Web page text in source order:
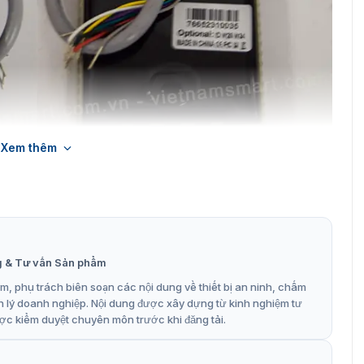
cung cấp trên thị trường với giá rẻ cùng những ưu đãi
giá là giải pháp tối ưu cho quản lý ra vào, kiểm soát
KR503E nổi bật với những ưu điểm như:
tiêu chuẩn bảo vệ IP65 bền bỉ, có khả năng chống
Xem thêm
Tư vấn Sản phẩm
phụ trách biên soạn các nội dung về thiết bị an ninh, chấm
doanh nghiệp. Nội dung được xây dựng từ kinh nghiệm tư
kiểm duyệt chuyên môn trước khi đăng tải.